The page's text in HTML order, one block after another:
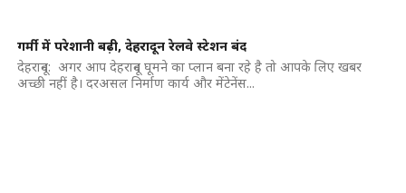
गर्मी में परेशानी बढ़ी, देहरादून रेलवे स्टेशन बंद
देहरादून: अगर आप देहरादून घूमने का प्लान बना रहे है तो आपके लिए खबर
अच्छी नहीं है। दरअसल निर्माण कार्य और मेंटेनेंस...